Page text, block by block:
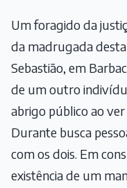
Um foragido da
da madrugada
Sebastião, em
de um outro
abrigo público ao
Durante busca
com os dois. Em
existência de um